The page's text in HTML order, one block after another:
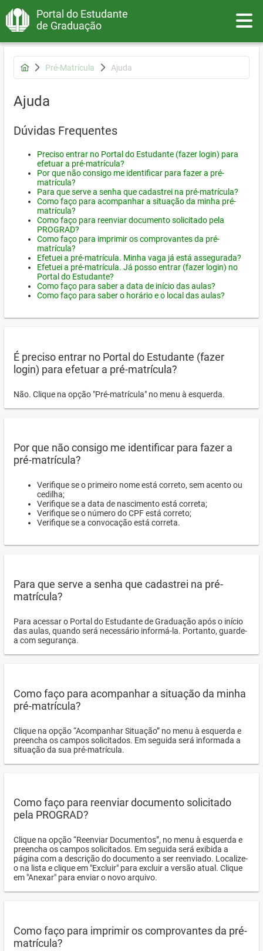
Portal do Estudante
de Graduação
Pré-Matrícula Ajuda
Ajuda
Dúvidas Frequentes
Preciso entrar no Portal do Estudante (fazer login) para
efetuar a pré-matrícula?
Por que não consigo me identificar para fazer a pré-
matrícula?
Para que serve a senha que cadastrei na pré-matrícula?
Como faço para acompanhar a situação da minha pré-
matrícula?
Como faço para reenviar documento solicitado pela
PROGRAD?
Como faço para imprimir os comprovantes da pré-
matrícula?
Efetuei a pré-matrícula. Minha vaga já está assegurada?
Efetuei a pré-matrícula. Já posso entrar (fazer login) no
Portal do Estudante?
Como faço para saber a data de início das aulas?
Como faço para saber o horário e o local das aulas?
É preciso entrar no Portal do Estudante (fazer
login) para efetuar a pré-matrícula?
Não. Clique na opção "Pré-matrícula" no menu à esquerda.
Por que não consigo me identificar para fazer a
pré-matrícula?
Verifique se o primeiro nome está correto, sem acento ou
cedilha;
Verifique se a data de nascimento está correta;
Verifique se o número do CPF está correto;
Verifique se a convocação está correta.
Para que serve a senha que cadastrei na pré-
matrícula?
Para acessar o Portal do Estudante de Graduação após o início
das aulas, quando será necessário informá-la. Portanto, guarde-
a com segurança.
Como faço para acompanhar a situação da minha
pré-matrícula?
Clique na opção “Acompanhar Situação” no menu à esquerda e
preencha os campos solicitados. Em seguida será informada a
situação da sua pré-matrícula.
Como faço para reenviar documento solicitado
pela PROGRAD?
Clique na opção “Reenviar Documentos”, no menu à esquerda e
preencha os campos solicitados. Em seguida será exibida a
página com a descrição do documento a ser reenviado. Localize-
o na lista e clique em "Excluir" para excluir a versão atual. Clique
em "Anexar" para enviar o novo arquivo.
Como faço para imprimir os comprovantes da pré-
matrícula?